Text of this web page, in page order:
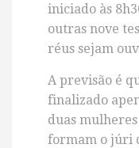
iniciado às
outras nove
réus sejam
A previsão é
finalizado
duas
formam o júri